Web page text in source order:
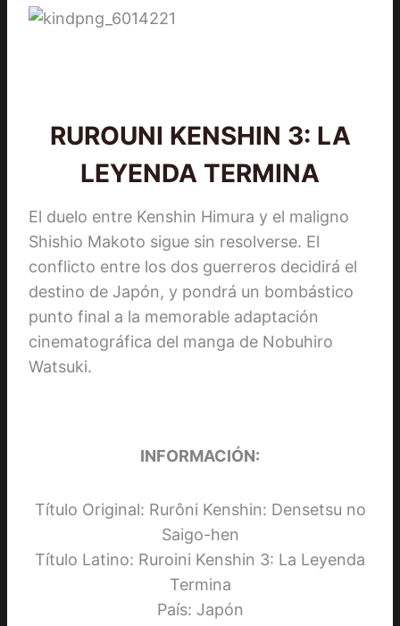
RUROUNI KENSHIN 3: LA
LEYENDA TERMINA
El duelo entre Kenshin Himura y el maligno
Shishio Makoto sigue sin resolverse. El
conflicto entre los dos guerreros decidirá el
destino de Japón, y pondrá un bombástico
punto final a la memorable adaptación
cinematográfica del manga de Nobuhiro
Watsuki.
INFORMACIÓN:
Título Original: Rurôni Kenshin: Densetsu no
Saigo-hen
Título Latino: Ruroini Kenshin 3: La Leyenda
Termina
País: Japón